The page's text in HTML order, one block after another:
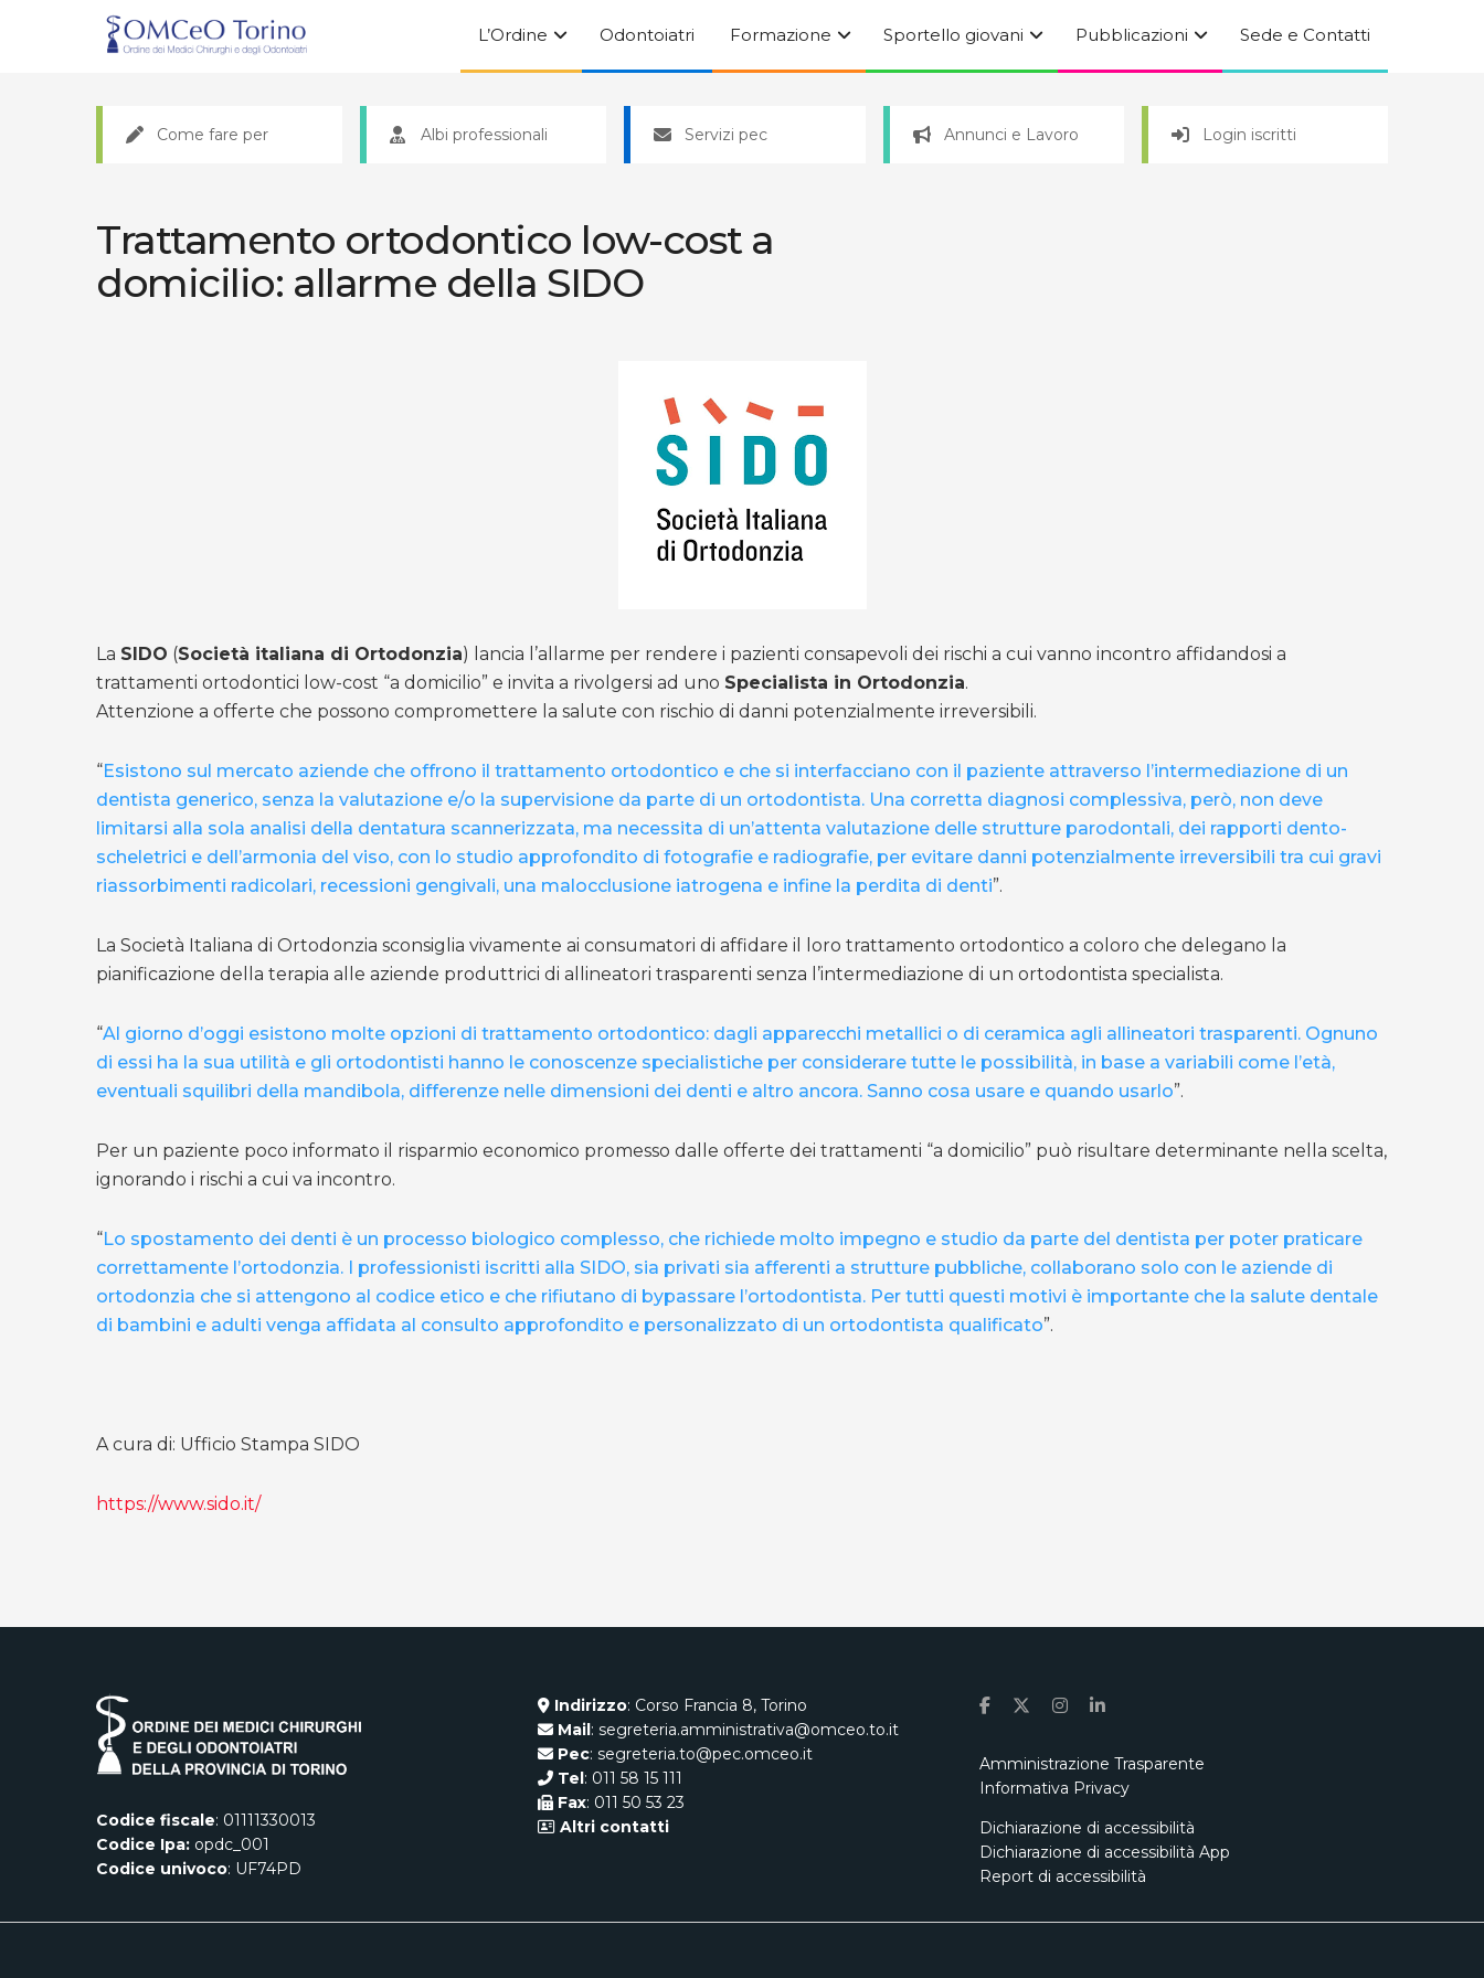
L’Ordine Odontoiatri Formazione Sportello giovani Pubblicazioni Sede e Contatti
Come fare per Albi professionali Servizi pec Annunci e Lavoro Login iscritti
Trattamento ortodontico low-cost a
domicilio: allarme della SIDO
La SIDO (Società italiana di Ortodonzia) lancia l’allarme per rendere i pazienti consapevoli dei rischi a cui vanno incontro affidandosi a
trattamenti ortodontici low-cost “a domicilio” e invita a rivolgersi ad uno Specialista in Ortodonzia.
Attenzione a offerte che possono compromettere la salute con rischio di danni potenzialmente irreversibili.
“Esistono sul mercato aziende che offrono il trattamento ortodontico e che si interfacciano con il paziente attraverso l’intermediazione di un
dentista generico, senza la valutazione e/o la supervisione da parte di un ortodontista. Una corretta diagnosi complessiva, però, non deve
limitarsi alla sola analisi della dentatura scannerizzata, ma necessita di un’attenta valutazione delle strutture parodontali, dei rapporti dento-
scheletrici e dell’armonia del viso, con lo studio approfondito di fotografie e radiografie, per evitare danni potenzialmente irreversibili tra cui gravi
riassorbimenti radicolari, recessioni gengivali, una malocclusione iatrogena e infine la perdita di denti”.
La Società Italiana di Ortodonzia sconsiglia vivamente ai consumatori di affidare il loro trattamento ortodontico a coloro che delegano la
pianificazione della terapia alle aziende produttrici di allineatori trasparenti senza l’intermediazione di un ortodontista specialista.
“Al giorno d’oggi esistono molte opzioni di trattamento ortodontico: dagli apparecchi metallici o di ceramica agli allineatori trasparenti. Ognuno
di essi ha la sua utilità e gli ortodontisti hanno le conoscenze specialistiche per considerare tutte le possibilità, in base a variabili come l’età,
eventuali squilibri della mandibola, differenze nelle dimensioni dei denti e altro ancora. Sanno cosa usare e quando usarlo”.
Per un paziente poco informato il risparmio economico promesso dalle offerte dei trattamenti “a domicilio” può risultare determinante nella scelta,
ignorando i rischi a cui va incontro.
“Lo spostamento dei denti è un processo biologico complesso, che richiede molto impegno e studio da parte del dentista per poter praticare
correttamente l’ortodonzia. I professionisti iscritti alla SIDO, sia privati sia afferenti a strutture pubbliche, collaborano solo con le aziende di
ortodonzia che si attengono al codice etico e che rifiutano di bypassare l’ortodontista. Per tutti questi motivi è importante che la salute dentale
di bambini e adulti venga affidata al consulto approfondito e personalizzato di un ortodontista qualificato”.
A cura di: Ufficio Stampa SIDO
https://www.sido.it/
Codice fiscale: 01111330013
Codice Ipa: opdc_001
Codice univoco: UF74PD
Indirizzo: Corso Francia 8, Torino
Mail : segreteria.amministrativa@omceo.to.it
Pec: segreteria.to@pec.omceo.it
Tel : 011 58 15 111
Fax: 011 50 53 23
Altri contatti
Amministrazione Trasparente
Informativa Privacy
Dichiarazione di accessibilità
Dichiarazione di accessibilità App
Report di accessibilità